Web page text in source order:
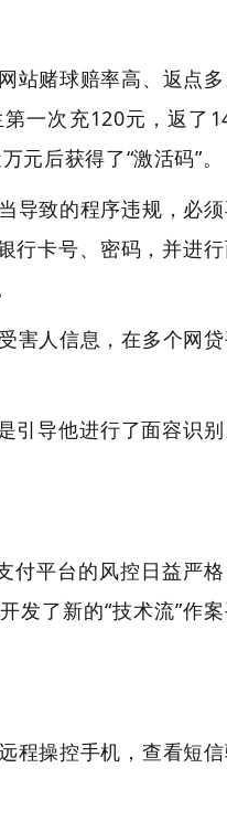
赌球赔率高、返点多
一次充120元，返了
后获得了“激活码”。
导致的程序违规，必
行卡号、密码，并进
害人信息，在多个网
导他进行了面容识别
付平台的风控日益严格
发了新的“技术流”作
程操控手机，查看短